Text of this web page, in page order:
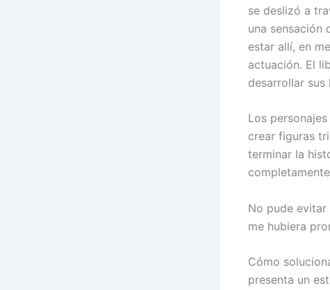
se deslizó a
una sensación
estar allí, en
actuación. El
desarrollar
Los
crear figuras
terminar la
No pude
me hubiera
Cómo
presenta un